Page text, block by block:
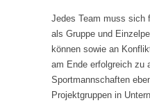
Jedes Team muss sich
als Gruppe und
können sowie an
am Ende erfolgreich zu
Sportmannschaften
Projektgruppen in